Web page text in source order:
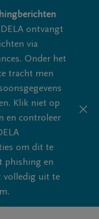
DELA ontvangt
via
Onder het
tracht men
Klik niet op
en controleer
om dit te
phishing en
volledig uit te